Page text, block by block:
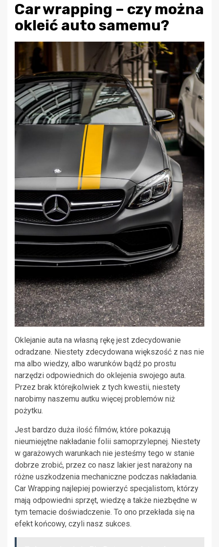
Car wrapping – czy można
okleić auto samemu?
Oklejanie auta na własną rękę jest zdecydowanie
odradzane. Niestety zdecydowana większość z nas nie
ma albo wiedzy, albo warunków bądź po prostu
narzędzi odpowiednich do oklejenia swojego auta.
Przez brak którejkolwiek z tych kwestii, niestety
narobimy naszemu autku więcej problemów niż
pożytku.
Jest bardzo duża ilość filmów, które pokazują
nieumiejętne nakładanie folii samoprzylepnej. Niestety
w garażowych warunkach nie jesteśmy tego w stanie
dobrze zrobić, przez co nasz lakier jest narażony na
różne uszkodzenia mechaniczne podczas nakładania.
Car Wrapping najlepiej powierzyć specjalistom, którzy
mają odpowiedni sprzęt, wiedzę a także niezbędne w
tym temacie doświadczenie. To ono przekłada się na
efekt końcowy, czyli nasz sukces.